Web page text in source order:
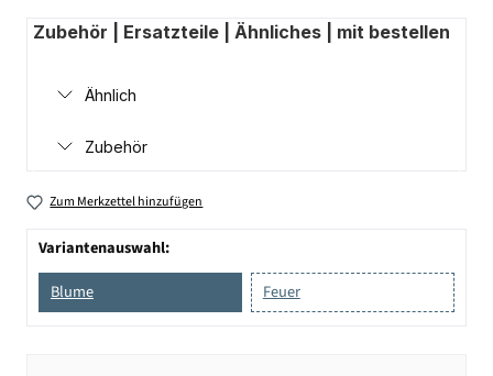
Zubehör | Ersatzteile | Ähnliches | mit bestellen
Ähnlich
Zubehör
Zum Merkzettel hinzufügen
Variantenauswahl:
Blume
Feuer